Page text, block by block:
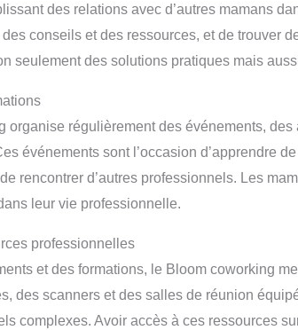
des relations avec d’autres mamans
conseils et des ressources, et de trouver
seulement des solutions pratiques mais
organise régulièrement des événements,
événements sont l’occasion d’apprendre
rencontrer d’autres professionnels. Les
leur vie professionnelle.
professionnelles
et des formations, le Bloom coworking
des scanners et des salles de réunion
complexes. Avoir accès à ces ressources